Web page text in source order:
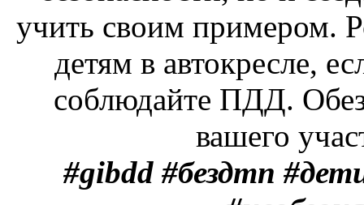
учить своим примером.
детям в автокресле,
соблюдайте ПДД.
вашего
#gibdd #бездтп